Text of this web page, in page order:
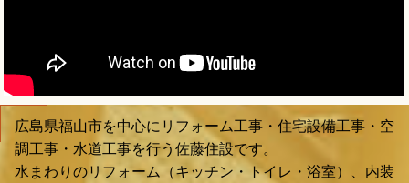
広島県福山市を中心にリフォーム工事・住宅設備工事・空
調工事・水道工事を行う佐藤住設です。
水まわりのリフォーム（キッチン・トイレ・浴室）、内装